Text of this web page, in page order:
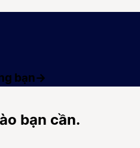
bạn→
bạn cần.